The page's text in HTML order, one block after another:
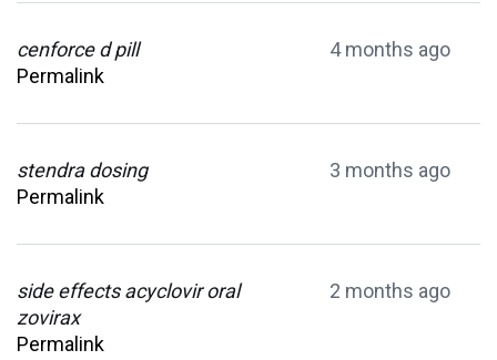
cenforce d pill
4 months ago
Permalink
stendra dosing
3 months ago
Permalink
side effects acyclovir oral
zovirax
2 months ago
Permalink